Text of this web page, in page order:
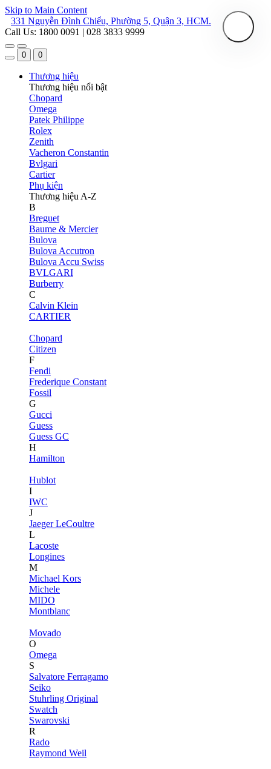
Skip to Main Content
331 Nguyễn Đình Chiểu, Phường 5, Quận 3, HCM.
Call Us: 1800 0091 | 028 3833 9999
0 0
Thương hiệu
Thương hiệu nổi bật
Chopard
Omega
Patek Philippe
Rolex
Zenith
Vacheron Constantin
Bvlgari
Cartier
Phụ kiện
Thương hiệu A-Z
B
Breguet
Baume & Mercier
Bulova
Bulova Accutron
Bulova Accu Swiss
BVLGARI
Burberry
C
Calvin Klein
CARTIER
Chopard
Citizen
F
Fendi
Frederique Constant
Fossil
G
Gucci
Guess
Guess GC
H
Hamilton
Hublot
I
IWC
J
Jaeger LeCoultre
L
Lacoste
Longines
M
Michael Kors
Michele
MIDO
Montblanc
Movado
O
Omega
S
Salvatore Ferragamo
Seiko
Stuhrling Original
Swatch
Swarovski
R
Rado
Raymond Weil